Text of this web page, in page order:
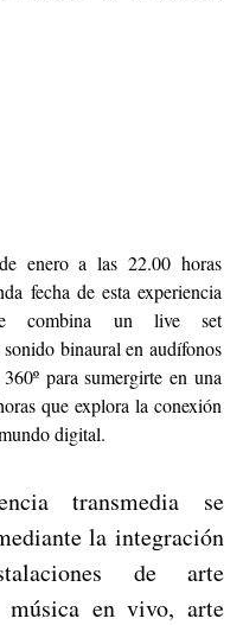
enero a las 22.00 horas
fecha de esta experiencia
combina un live set
binaural en audífonos
para sumergirte en una
que explora la conexión
digital.
transmedia se
la integración
de arte
música en vivo, arte